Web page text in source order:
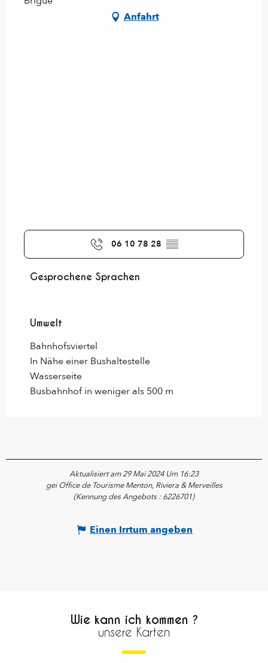
Anfahrt
06 10 78 28 ▒▒
Gesprochene Sprachen
Gesprochene Sprachen
Umwelt
Umwelt
Bahnhofsviertel
In Nähe einer Bushaltestelle
Wasserseite
Busbahnhof in weniger als 500 m
Aktualisiert am 29 Mai 2024 Um 16:23
gei Office de Tourisme Menton, Riviera & Merveilles
(Kennung des Angebots : 6226701)
Einen Irrtum angeben
Wie kann ich kommen ?
unsere Karten